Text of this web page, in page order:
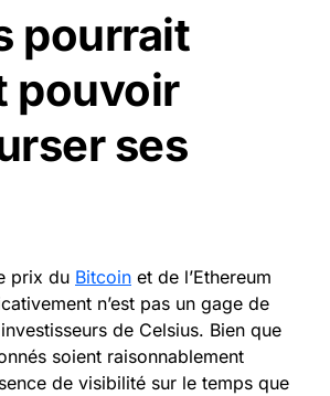
pourrait
pouvoir
ses
prix du Bitcoin et de l’Ethereum
n’est pas un gage de
de Celsius. Bien que
soient raisonnablement
de visibilité sur le temps que